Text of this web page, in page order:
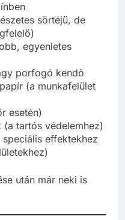
sörtéjű, de
egyenletes
porfogó kendő
(a munkafelület
esetén)
tartós védelemhez)
effektekhez
után már neki is